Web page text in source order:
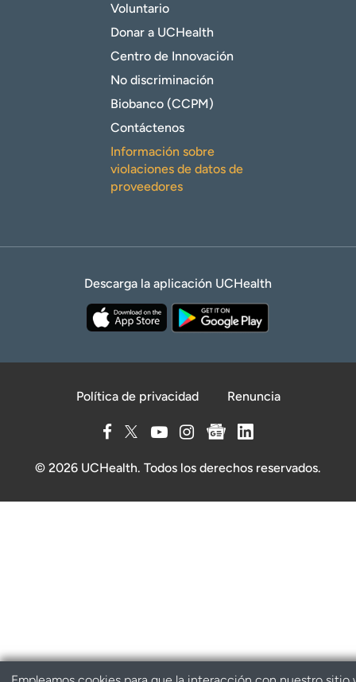
Voluntario
Donar a UCHealth
Centro de Innovación
No discriminación
Biobanco (CCPM)
Contáctenos
Información sobre
violaciones de datos de
proveedores
Descarga la aplicación UCHealth
Política de privacidad Renuncia
© 2026 UCHealth. Todos los derechos reservados.